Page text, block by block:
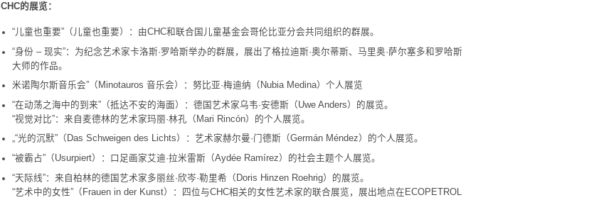
CHC的展览：
“儿童也重要”（儿童也重要）：由CHC和联合国儿童基金会哥伦比亚分会共同组织的群展。
“身份 – 现实”：为纪念艺术家卡洛斯·罗哈斯举办的群展，展出了格拉迪斯·奥尔蒂斯、马里奥·萨尔塞多和罗哈斯
大师的作品。
米诺陶尔斯音乐会”（Minotauros 音乐会）：努比亚·梅迪纳（Nubia Medina）个人展览
“在动荡之海中的到来”（抵达不安的海面）：德国艺术家乌韦·安德斯（Uwe Anders）的展览。
“视觉对比”：来自麦德林的艺术家玛丽·林孔（Mari Rincón）的个人展览。
„“光的沉默”（Das Schweigen des Lichts）：艺术家赫尔曼·门德斯（Germán Méndez）的个人展览。
“被霸占”（Usurpiert）：口足画家艾迪·拉米雷斯（Aydée Ramírez）的社会主题个人展览。
“天际线”：来自柏林的德国艺术家多丽丝·欣岑·勒里希（Doris Hinzen Roehrig）的展览。
“艺术中的女性”（Frauen in der Kunst）：四位与CHC相关的女性艺术家的联合展览，展出地点在ECOPETROL